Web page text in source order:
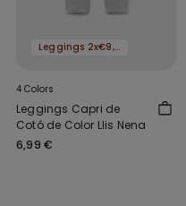
Leggings 2x€9,99
4 Colors
Leggings Capri de
Cotó de Color Llis Nena
6,99 €